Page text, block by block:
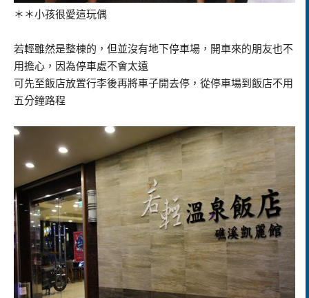
＊＊小孩很愛這玩偶
若輕雖然是整棟的，但並沒有地下停車場，開車來的朋友也不
用擔心，因為停車處不會太遠
可先至飯店放置行李後再將車子開去停，從停車場到飯店不用
五分鐘路程